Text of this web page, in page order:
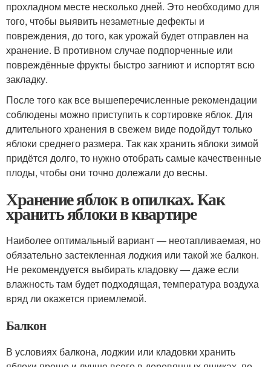
прохладном месте несколько дней. Это необходимо для
того, чтобы выявить незаметные дефекты и
повреждения, до того, как урожай будет отправлен на
хранение. В противном случае подпорченные или
повреждённые фрукты быстро загниют и испортят всю
закладку.
После того как все вышеперечисленные рекомендации
соблюдены можно приступить к сортировке яблок. Для
длительного хранения в свежем виде подойдут только
яблоки среднего размера. Так как хранить яблоки зимой
придётся долго, то нужно отобрать самые качественные
плоды, чтобы они точно долежали до весны.
Хранение яблок в опилках. Как
хранить яблоки в квартире
Наиболее оптимальный вариант — неотапливаемая, но
обязательно застекленная лоджия или такой же балкон.
Не рекомендуется выбирать кладовку — даже если
влажность там будет подходящая, температура воздуха
вряд ли окажется приемлемой.
Балкон
В условиях балкона, лоджии или кладовки хранить